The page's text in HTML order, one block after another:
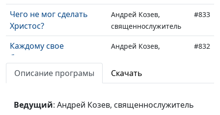
Чего не мог сделать
Христос?
Андрей Козев,
священнослужитель
#833
Каждому свое
благословение
Андрей Козев,
#832
Сделай шаг
Андрей Козев,
Неограниченные
Андрей Козев,
Описание програмы Скачать
Ведущий: Андрей Козев, священнослужитель